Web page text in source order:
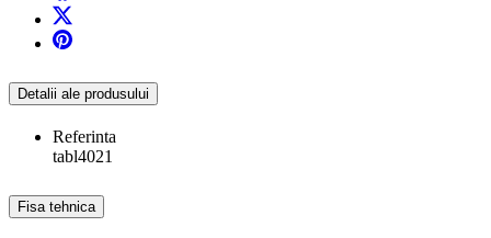
Detalii ale produsului
Referinta
tabl4021
Fisa tehnica